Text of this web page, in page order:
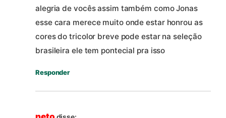
alegria de vocês assim também como Jonas
esse cara merece muito onde estar honrou as
cores do tricolor breve pode estar na seleção
brasileira ele tem pontecial pra isso
Responder